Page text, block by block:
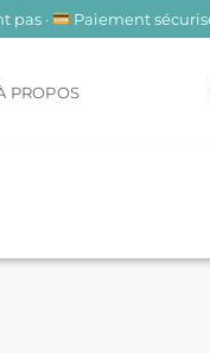
pas · Paiement
PROPOS